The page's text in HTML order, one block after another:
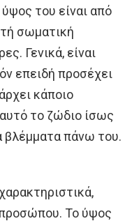
του είναι από
σωματική
Γενικά, είναι
επειδή προσέχει
κάποιο
αυτό το ζώδιο ίσως
βλέμματα πάνω του.
Το ύψος